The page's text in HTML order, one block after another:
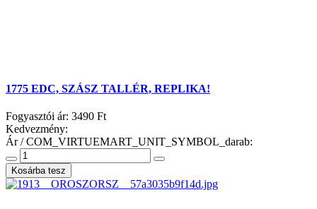
1775 EDC, SZÁSZ TALLÉR, REPLIKA!
Fogyasztói ár: 3490 Ft
Kedvezmény:
Ár / COM_VIRTUEMART_UNIT_SYMBOL_darab: